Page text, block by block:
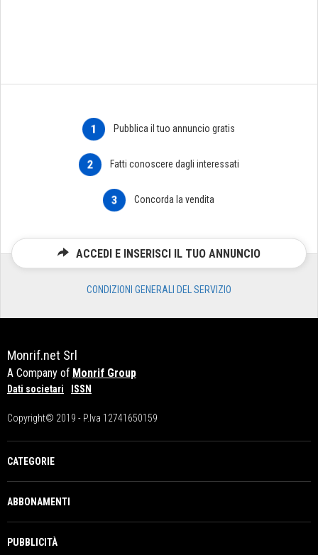
1 Pubblica il tuo annuncio gratis
2 Fatti conoscere dagli interessati
3 Concorda la vendita
ACCEDI E INSERISCI IL TUO ANNUNCIO
CONDIZIONI GENERALI DEL SERVIZIO
Monrif.net Srl
A Company of Monrif Group
Dati societari ISSN
Copyright© 2019 - P.Iva 12741650159
CATEGORIE
ABBONAMENTI
PUBBLICITÀ